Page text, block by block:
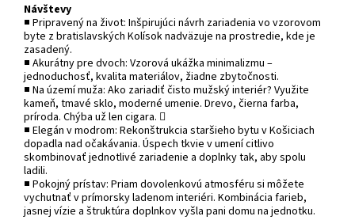
Návštevy
■ Pripravený na život: Inšpirujúci návrh zariadenia vo vzorovom
byte z bratislavských Kolísok nadväzuje na prostredie, kde je
zasadený.
■ Akurátny pre dvoch: Vzorová ukážka minimalizmu –
jednoduchosť, kvalita materiálov, žiadne zbytočnosti.
■ Na území muža: Ako zariadiť čisto mužský interiér? Využite
kameň, tmavé sklo, moderné umenie. Drevo, čierna farba,
príroda. Chýba už len cigara. 
■ Elegán v modrom: Rekonštrukcia staršieho bytu v Košiciach
dopadla nad očakávania. Úspech tkvie v umení citlivo
skombinovať jednotlivé zariadenie a doplnky tak, aby spolu
ladili.
■ Pokojný prístav: Priam dovolenkovú atmosféru si môžete
vychutnať v prímorsky ladenom interiéri. Kombinácia farieb,
jasnej vízie a štruktúra doplnkov vyšla pani domu na jednotku.